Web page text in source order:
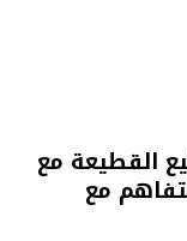
القطيعة مع
مع